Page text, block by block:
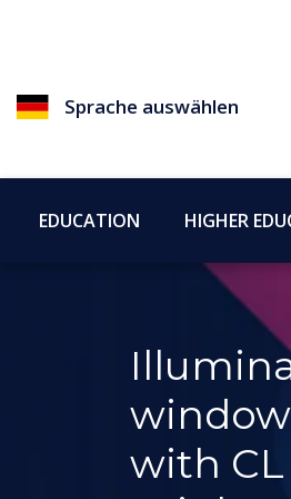
Sprache auswählen
EDUCATION HIGHER
with